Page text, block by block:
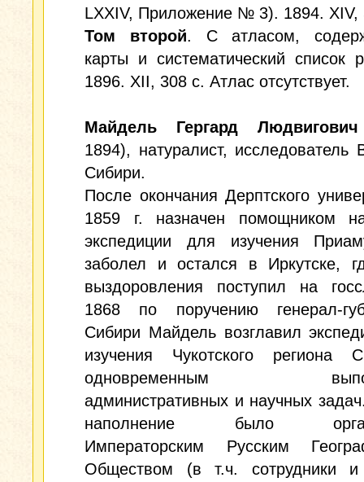
LXXIV, Приложение № 3). 1894. XIV,
Том второй. С атласом,
карты и систематический список
1896. XII, 308 с. Атлас отсутствует.
Майдель Гергард Людвигович
1894), натуралист, исследователь
Сибири.
После окончания Дерптского
1859 г. назначен помощником
экспедиции для изучения
заболел и остался в Иркутске,
выздоровления поступил на
1868 по поручению генерал-
Сибири Майдель возглавил
изучения Чукотского региона
одновременным
административных и научных
наполнение было
Императорским Русским
Обществом (в т.ч. сотрудники и